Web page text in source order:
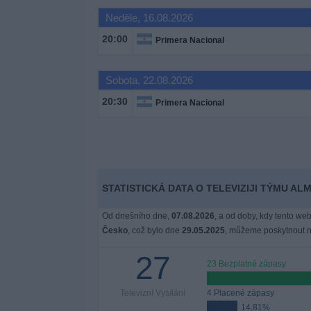
Neděle, 16.08.2026
20:00 Primera Nacional
Sobota, 22.08.2026
20:30 Primera Nacional
STATISTICKÁ DATA O TELEVIZIJI TÝMU
Od dnešního dne, 07.08.2026, a od doby, kdy tento
Česko, což bylo dne 29.05.2025, můžeme poskytnout
27
Televizní Vysílání
23 Bezplatné zápasy
4 Placené zápasy
14,81%